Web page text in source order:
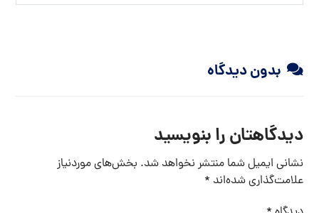
بدون دیدگاه
دیدگاهتان را بنویسید
نشانی ایمیل شما منتشر نخواهد شد. بخش‌های موردنیاز
علامت‌گذاری شده‌اند *